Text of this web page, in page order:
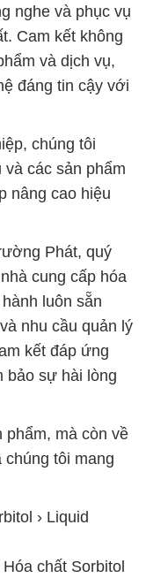
nghe và phục vụ
Cam kết không
và dịch vụ,
đáng tin cậy với
chúng tôi
các sản phẩm
nâng cao hiệu
Phát, quý
cung cấp hóa
luôn sẵn
nhu cầu quản lý
kết đáp ứng
bảo sự hài lòng
phẩm, mà còn về
tôi mang
› Liquid
chất Sorbitol